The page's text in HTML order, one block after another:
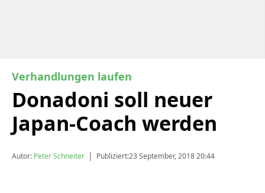
Verhandlungen laufen
Donadoni soll neuer
Japan-Coach werden
Autor: Peter Schneiter | Publiziert:23 September, 2018 20:44